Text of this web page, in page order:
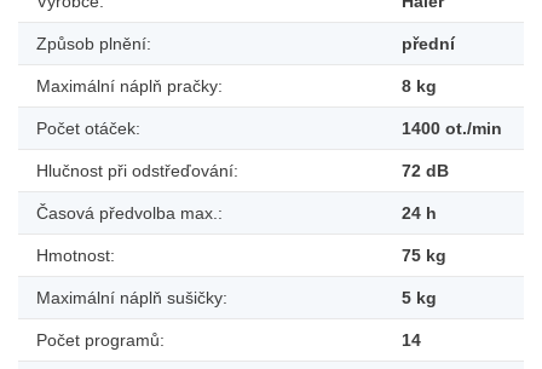
Způsob plnění: přední
Maximální náplň pračky: 8 kg
Počet otáček: 1400 ot./min
Hlučnost při odstřeďování: 72 dB
Časová předvolba max.: 24 h
Hmotnost: 75 kg
Maximální náplň sušičky: 5 kg
Počet programů: 14